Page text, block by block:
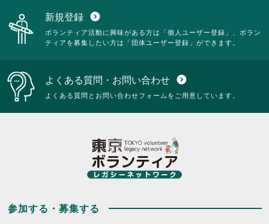
新規登録 expand_circle_down
ボランティア活動に興味がある方は「個人ユーザー登録」、ボラン
ティアを募集したい方は「団体ユーザー登録」ができます。
よくある質問・お問い合わせ expand_circle_down
よくある質問とお問い合わせフォームをご用意しています。
参加する・募集する